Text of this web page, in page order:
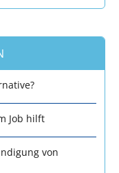
Job hilft
von